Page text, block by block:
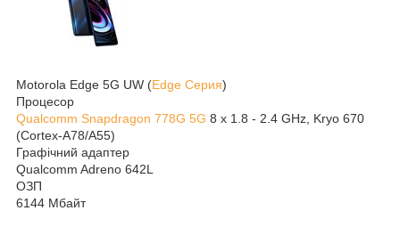
Motorola Edge 5G UW (Edge Серия)
Процесор
Qualcomm Snapdragon 778G 5G 8 x 1.8 - 2.4 GHz, Kryo 670
(Cortex-A78/A55)
Графічний адаптер
Qualcomm Adreno 642L
ОЗП
6144 Мбайт